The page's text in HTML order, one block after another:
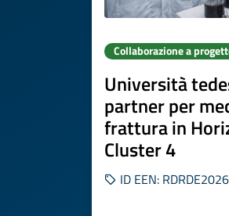
Collaborazione a
Università
partner per
frattura in
Cluster 4
ID EEN: